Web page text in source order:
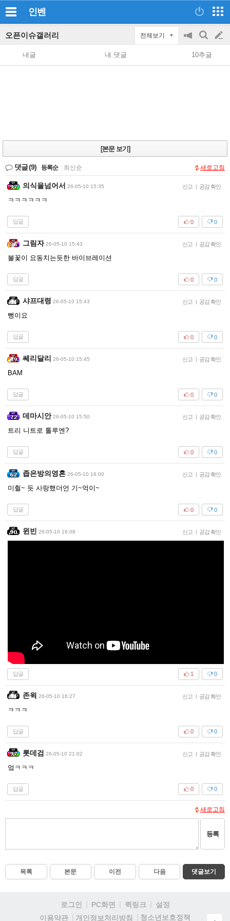
인벤
오픈이슈갤러리 전체보기
공
지
on/off
검
색
글
쓰
내글 내 댓글 10추글
[본문 보기]
댓글(9) 등록순 최신순 새로고침
의식을넘어서 26-05-10 15:35 신고 | 공감 확인
ㅋㅋㅋㅋㅋㅋ
답글 0
0
그림자 26-05-10 15:43 신고 | 공감 확인
불꽃이 요동치는듯한 바이브레이션
답글 0
0
샤프대령 26-05-10 15:43 신고 | 공감 확인
뻥이요
답글 0
0
쎄리달리 26-05-10 15:45 신고 | 공감 확인
BAM
답글 0
0
데마시안 26-05-10 15:50 신고 | 공감 확인
트리 니트로 톨루엔?
답글 0
0
좁은방의영혼 26-05-10 16:00 신고 | 공감 확인
미췰~ 듯 사랑했더언 기~억이~
답글 0
0
윈빈 26-05-10 16:08 신고 | 공감 확인
답글 0
1
존윅 26-05-10 16:27 신고 | 공감 확인
ㅋㅋㅋ
답글 0
0
롯데검 26-05-10 21:02 신고 | 공감 확인
엌ㅋㅋㅋ
답글 0
0
새로고침
등록
목록 본문 이전 다음 댓글보기
로그인 PC화면 퀵링크
설정
이용약관
개인정보처리방침 청소년보호정책